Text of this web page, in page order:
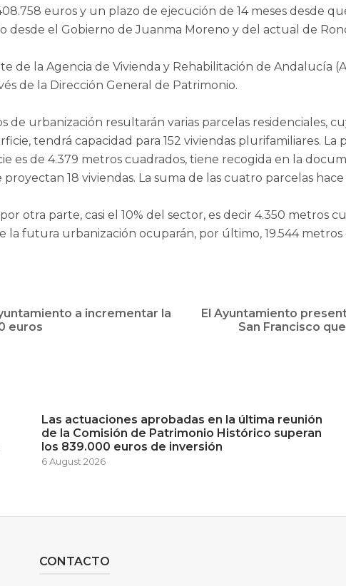
euros y un plazo de ejecución de 14 meses desde
desde el Gobierno de Juanma Moreno y del actual de
de la Agencia de Vivienda y Rehabilitación de Andalucía
de la Dirección General de Patrimonio.
de urbanización resultarán varias parcelas residenciales,
tendrá capacidad para 152 viviendas plurifamiliares. La
es de 4.379 metros cuadrados, tiene recogida en la
18 viviendas. La suma de las cuatro parcelas
otra parte, casi el 10% del sector, es decir 4.350 metros
la futura urbanización ocuparán, por último, 19.544
a incrementar la
euros
El Ayuntamiento
San Francisco
Las actuaciones aprobadas en la última reunión
de la Comisión de Patrimonio Histórico superan
los 839.000 euros de inversión
6 August 2026
CONTACTO